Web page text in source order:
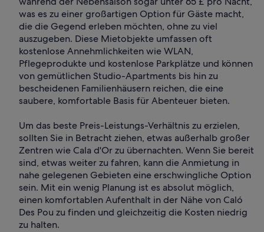
was es zu einer großartigen Option für Gäste macht,
die die Gegend erleben möchten, ohne zu viel
auszugeben. Diese Mietobjekte umfassen oft
kostenlose Annehmlichkeiten wie WLAN,
Pflegeprodukte und kostenlose Parkplätze und können
von gemütlichen Studio-Apartments bis hin zu
bescheidenen Familienhäusern reichen, die eine
saubere, komfortable Basis für Abenteuer bieten.
Um das beste Preis-Leistungs-Verhältnis zu erzielen,
sollten Sie in Betracht ziehen, etwas außerhalb großer
Zentren wie Cala d'Or zu übernachten. Wenn Sie bereit
sind, etwas weiter zu fahren, kann die Anmietung in
nahe gelegenen Gebieten eine erschwingliche Option
sein. Mit ein wenig Planung ist es absolut möglich,
einen komfortablen Aufenthalt in der Nähe von Caló
Des Pou zu finden und gleichzeitig die Kosten niedrig
zu halten.